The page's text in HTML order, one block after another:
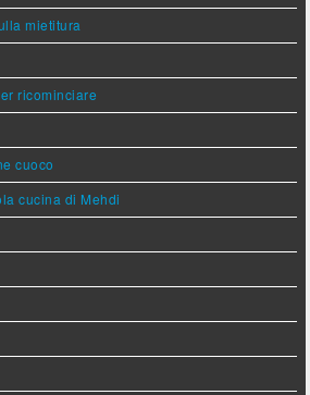
mietitura
ricominciare
cuoco
cucina di Mehdi